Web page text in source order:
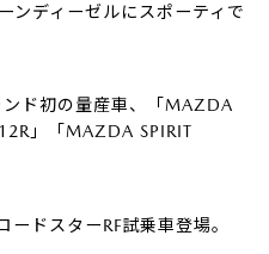
ンディーゼルにスポーティで
ド初の量産車、「MAZDA
」「MAZDA SPIRIT
ドスターRF試乗車登場。